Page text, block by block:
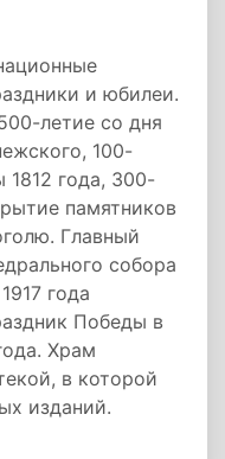
и юбилеи.
летие со дня
100-
1812 года, 300-
памятников
Главный
собора
года
Победы в
Храм
в которой
изданий.